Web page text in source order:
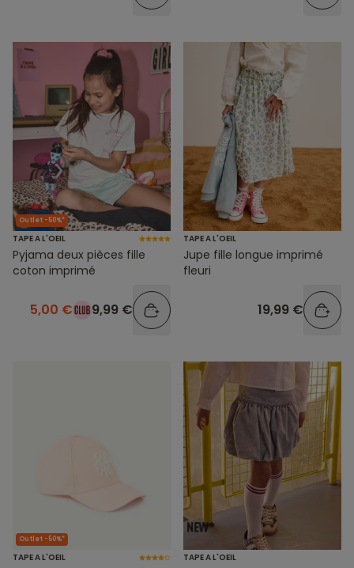
Outlet -50%*
TAPE A L'OEIL
Pyjama deux pièces fille
coton imprimé
5,00 € 9,99 €
TAPE A L'OEIL
Jupe fille longue imprimé
fleuri
19,99 €
Outlet -50%*
TAPE A L'OEIL TAPE A L'OEIL